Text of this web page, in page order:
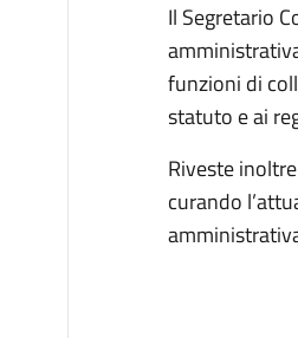
Il Segretario
funzioni di
statuto e ai
Riveste
curando